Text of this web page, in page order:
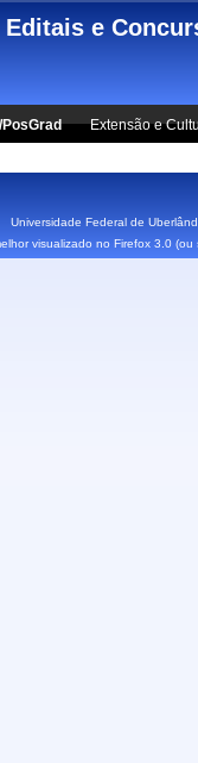
Editais e
Extensão e
Universidade Federal de
visualizado no Firefox 3.0